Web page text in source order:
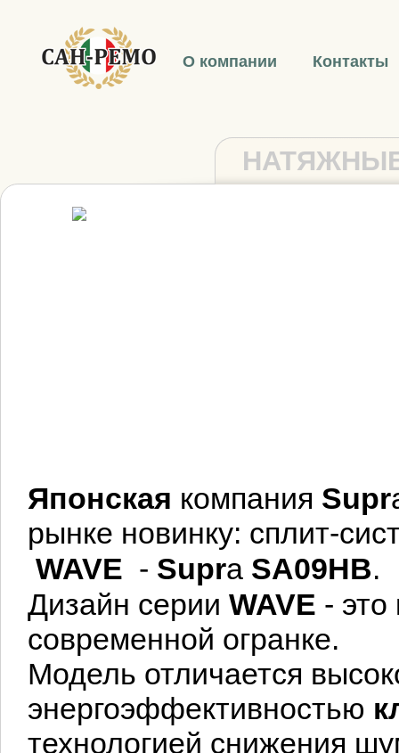
О компании Контакты
Японская компания Supr
рынке новинку: сплит-
WAVE - Supra SA09HB.
Дизайн серии WAVE - это
современной огранке.
Модель отличается
энергоэффективностью
технологией снижения